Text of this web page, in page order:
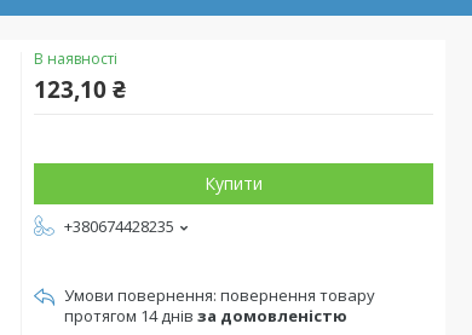
В наявності
123,10 ₴
Купити
+380674428235
повернення товару
протягом 14 днів за домовленістю